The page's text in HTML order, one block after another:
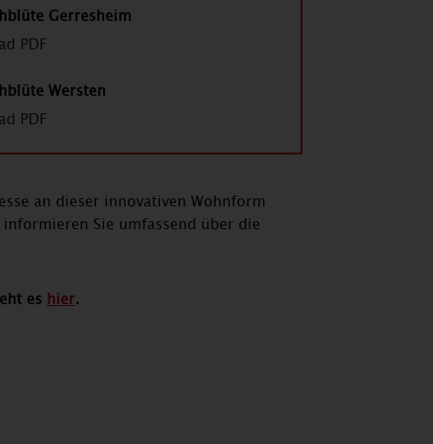
Gerresheim
PDF
Wersten
PDF
an dieser innovativen Wohnform
Sie umfassend über die
es hier.